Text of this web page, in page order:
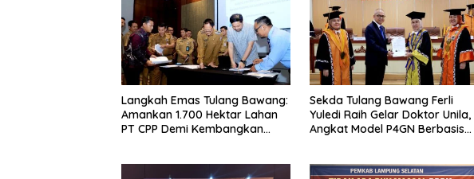
Langkah Emas Tulang Bawang:
Amankan 1.700 Hektar Lahan
PT CPP Demi Kembangkan
Sekda Tulang Bawang Ferli
Yuledi Raih Gelar Doktor Unila,
Angkat Model P4GN Berbasis